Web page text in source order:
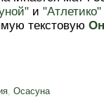
и "Атлетико"
текстовую
, Осасуна